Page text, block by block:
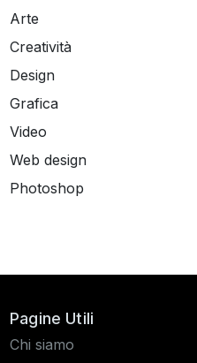
Arte
Creatività
Design
Grafica
Video
Web design
Photoshop
Pagine Utili
Chi siamo